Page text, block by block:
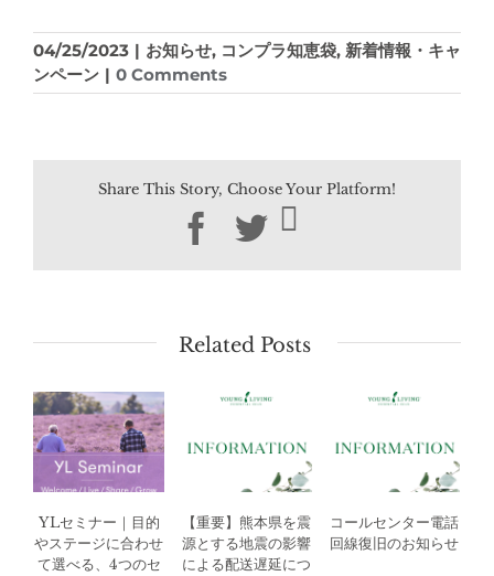
04/25/2023 | お知らせ, コンプラ知恵袋, 新着情報・キャ
ンペーン | 0 Comments
Share This Story, Choose Your Platform!
Facebook
Twitter
Related Posts
YLセミナー｜目的
やステージに合わせ
て選べる、4つのセ
【重要】熊本県を震
源とする地震の影響
による配送遅延につ
コールセンター電話
回線復旧のお知らせ